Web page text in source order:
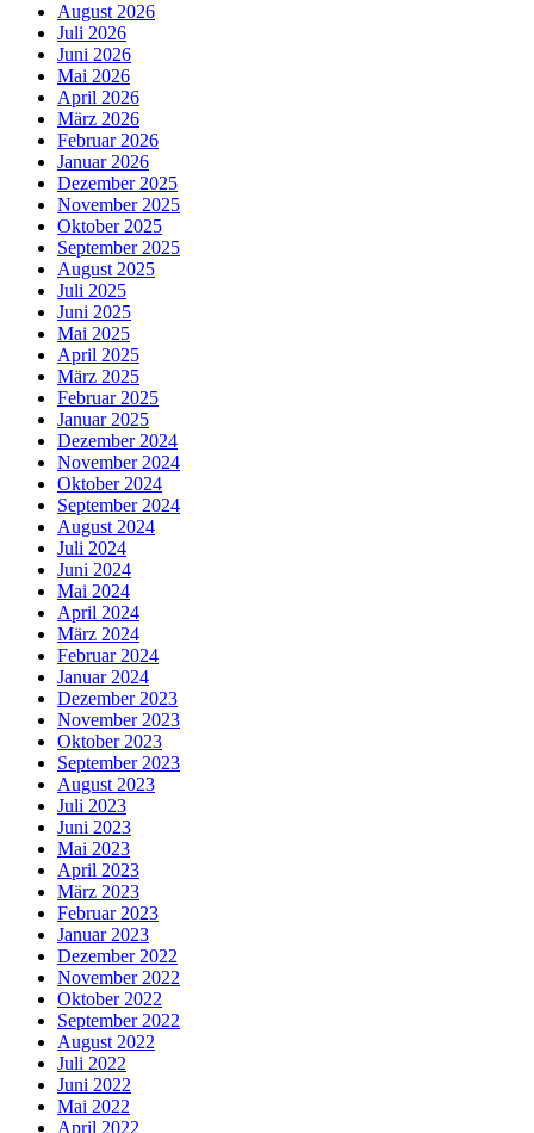
August 2026
Juli 2026
Juni 2026
Mai 2026
April 2026
März 2026
Februar 2026
Januar 2026
Dezember 2025
November 2025
Oktober 2025
September 2025
August 2025
Juli 2025
Juni 2025
Mai 2025
April 2025
März 2025
Februar 2025
Januar 2025
Dezember 2024
November 2024
Oktober 2024
September 2024
August 2024
Juli 2024
Juni 2024
Mai 2024
April 2024
März 2024
Februar 2024
Januar 2024
Dezember 2023
November 2023
Oktober 2023
September 2023
August 2023
Juli 2023
Juni 2023
Mai 2023
April 2023
März 2023
Februar 2023
Januar 2023
Dezember 2022
November 2022
Oktober 2022
September 2022
August 2022
Juli 2022
Juni 2022
Mai 2022
April 2022